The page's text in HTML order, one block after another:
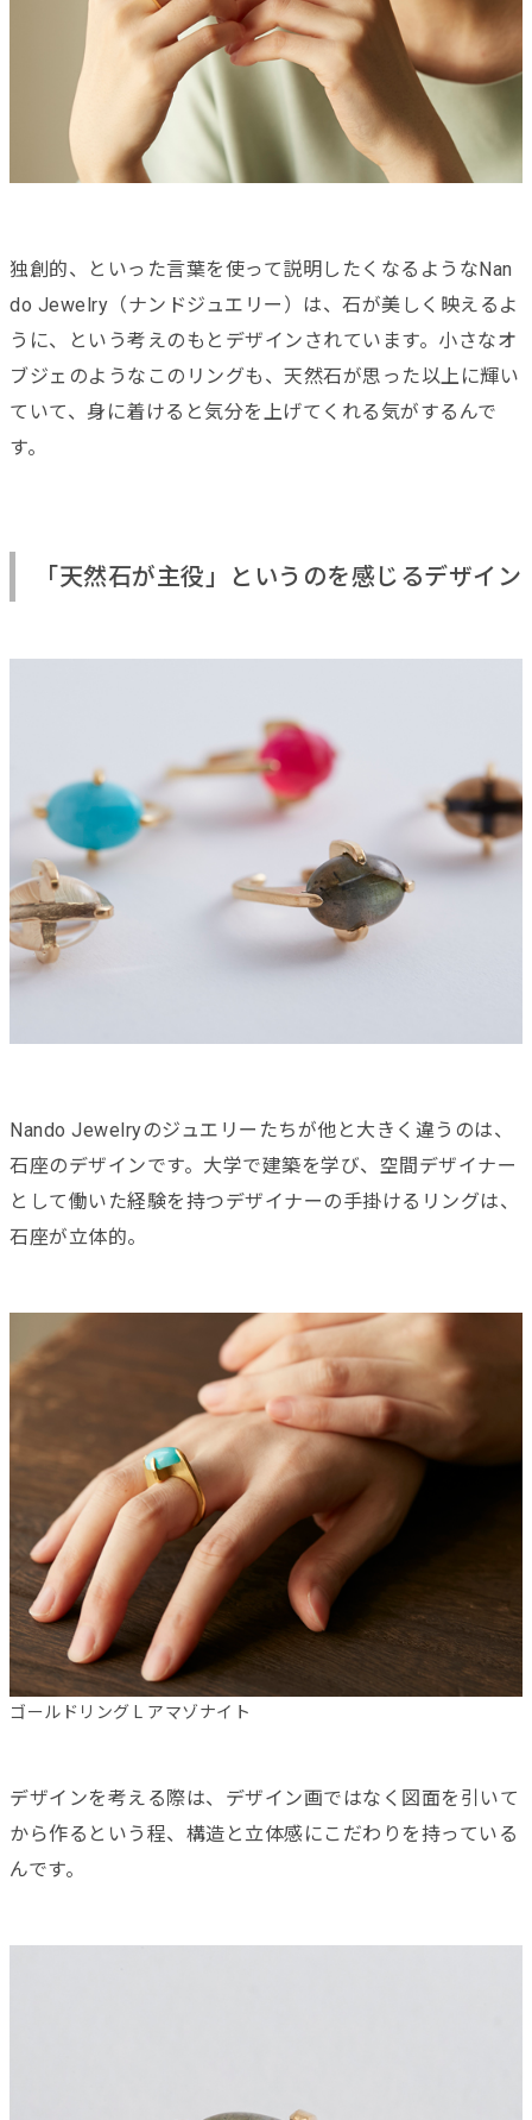
独創的、といった言葉を使って説明したくなるようなNan
do Jewelry（ナンドジュエリー）は、石が美しく映えるよ
うに、という考えのもとデザインされています。小さなオ
ブジェのようなこのリングも、天然石が思った以上に輝い
ていて、身に着けると気分を上げてくれる気がするんで
す。
「天然石が主役」というのを感じるデザイン
Nando Jewelryのジュエリーたちが他と大きく違うのは、
石座のデザインです。大学で建築を学び、空間デザイナー
として働いた経験を持つデザイナーの手掛けるリングは、
石座が立体的。
ゴールドリング L アマゾナイト
デザインを考える際は、デザイン画ではなく図面を引いて
から作るという程、構造と立体感にこだわりを持っている
んです。